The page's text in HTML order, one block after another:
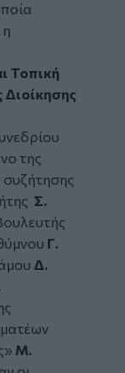
Τοπική
της
συζήτησης
Σ.
Γ.
Δ.
Μ.